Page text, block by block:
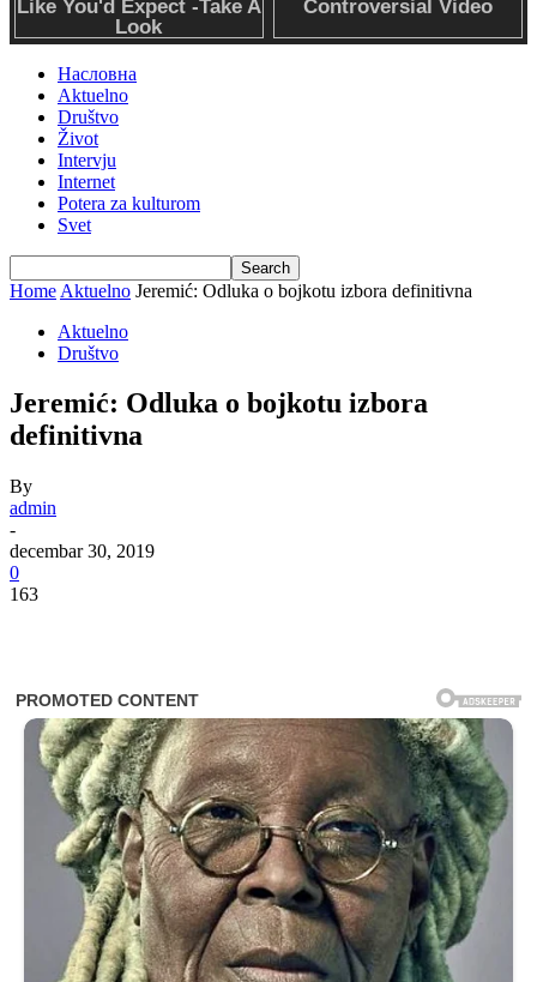
Насловна
Aktuelno
Društvo
Život
Intervju
Internet
Potera za kulturom
Svet
Home Aktuelno Jeremić: Odluka o bojkotu izbora definitivna
Aktuelno
Društvo
Jeremić: Odluka o bojkotu izbora
definitivna
By
admin
-
decembar 30, 2019
0
163